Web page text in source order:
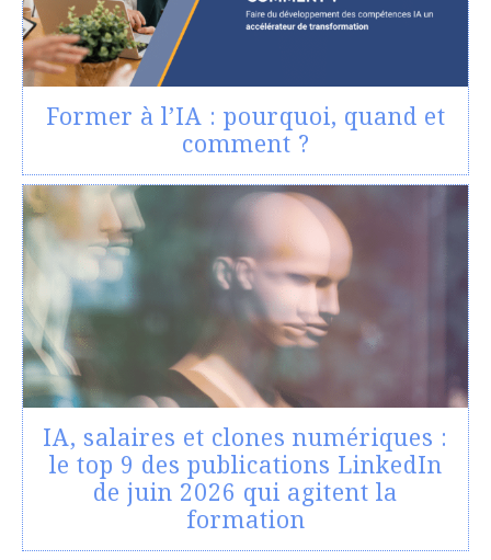
Former à l’IA : pourquoi, quand et
comment ?
IA, salaires et clones numériques :
le top 9 des publications LinkedIn
de juin 2026 qui agitent la
formation